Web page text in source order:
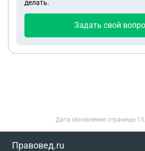
делать.
Задать свой
Дата обновления страницы
Правовед.ru